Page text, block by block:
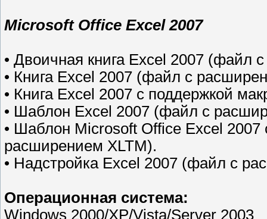
Microsoft Office Excel 2007
• Двоичная книга Excel 2007 (файл
• Книга Excel 2007 (файл с
• Книга Excel 2007 с поддержкой
• Шаблон Excel 2007 (файл с
• Шаблон Microsoft Office Excel
расширением XLTM).
• Надстройка Excel 2007 (файл с
Операционная система:
Windows 2000/XP/Vista/Server 2003